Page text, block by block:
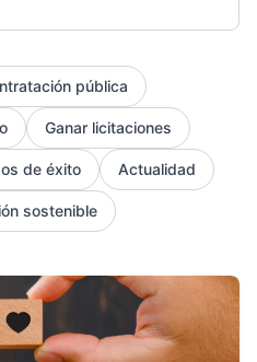
pública
Ganar licitaciones
de éxito Actualidad
sostenible